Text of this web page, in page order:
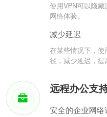
使用VPN可以隐
网络体验。
减少延迟
在某些情况下，
径，减少延迟，提
远程办公支
安全的企业网络